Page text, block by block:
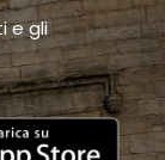
e gli